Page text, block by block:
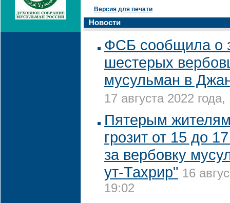
Версия для печати
Новости
ФСБ сообщила о
шестерых
мусульман в
17 августа 2022 года,
Пятерым
грозит от 15 до
за вербовку
ут-Тахрир" 16
19:02